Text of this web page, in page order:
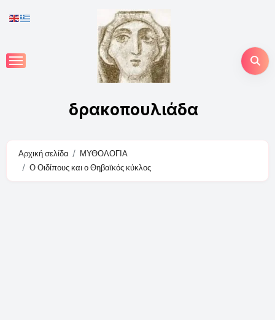
to
δρακοπουλιάδα
Αρχική σελίδα
ΜΥΘΟΛΟΓΙΑ
Ο Οιδίπους και ο Θηβαϊκός κύκλος